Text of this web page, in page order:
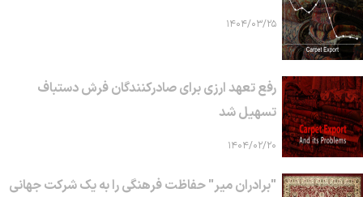
۱۴۰۴/۰۳/۲۵
رفع تعهد ارزی برای صادرکنندگان فرش دستباف
تسهیل شد
۱۴۰۴/۰۲/۲۰
"برادران میر" حفاظت فرهنگی را به یک شرکت جهانی